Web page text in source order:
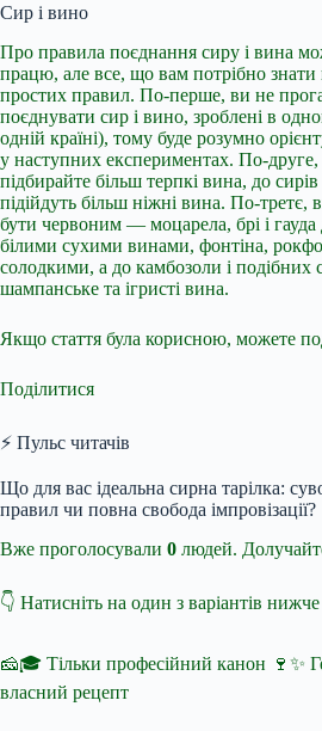
Сир і вино
Про правила поєднання сиру і вина
працю, але все, що вам потрібно знати
простих правил. По-перше, ви не
поєднувати сир і вино, зроблені в
одній країні), тому буде розумно
у наступних експериментах. По-друге,
підбирайте більш терпкі вина, до
підійдуть більш ніжні вина. По-третє,
бути червоним — моцарела, брі і
білими сухими винами, фонтіна,
солодкими, а до камбозоли і подібних
шампанське та ігристі вина.
Якщо стаття була корисною, можете
Поділитися
⚡ Пульс читачів
Що для вас ідеальна сирна тарілка:
правил чи повна свобода імпровізації?
Вже проголосували 0 людей.
👇 Натисніть на один з варіантів нижче
🧀🎓 Тільки професійний канон 🍷✨
власний рецепт